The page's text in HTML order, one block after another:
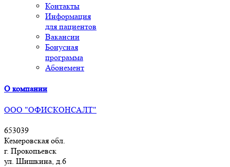
Контакты
Информация
для пациентов
Вакансии
Бонусная
программа
Абонемент
О компании
ООО "ОФИСКОНСАЛТ"
653039
Кемеровская обл.
г. Прокопьевск
ул. Шишкина, д.6